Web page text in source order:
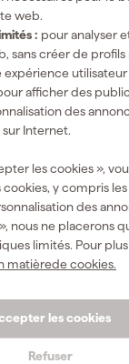
web.
: pour analyser
sans créer de
expérience utilisateur
afficher des
des
Internet.
les cookies »,
cookies, y compris
des
nous ne placerons
limités. Pour
matièrede cookies.
les cookies
Refuser
Little Jumbo
1223790833
Plateforme de
travail
3 marches -
400 x 560
mm - jusqu'à
150 kg
344,79